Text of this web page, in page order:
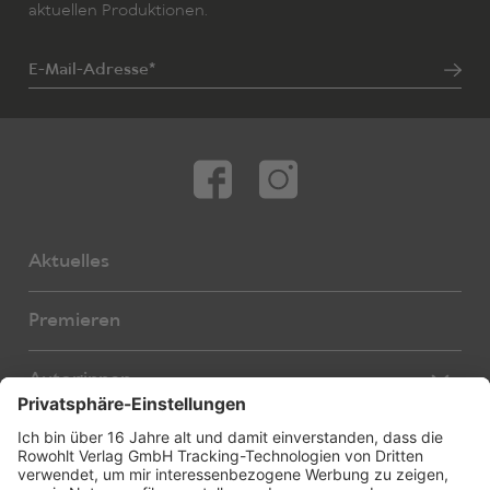
aktuellen Produktionen.
E-Mail-Adresse*
Aktuelles
Premieren
Autor:innen
Übersetzer:innen
Bearbeiter:innen
Stücke
Neue Stücke